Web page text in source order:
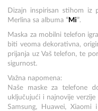
Dizajn inspirisan stihom iz
Merlina sa albuma “Mi”.
Maska za mobilni telefon
biti veoma dekorativna,
prijanja uz Vaš telefon, te
sigurnost.
Važna napomena:
Naše maske za telefone
uključujući i najnovije
Samsung, Huawei, Xiaomi